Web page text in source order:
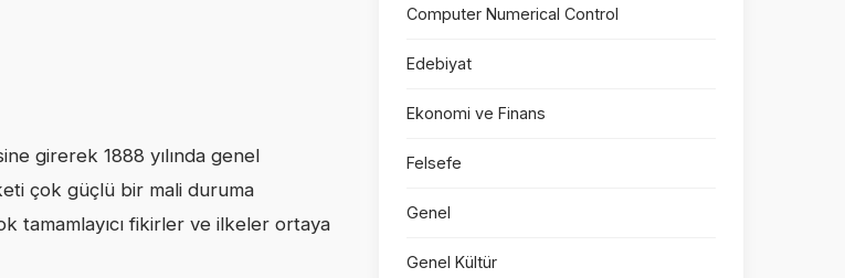
girerek 1888 yılında genel
çok güçlü bir mali duruma
tamamlayıcı fikirler ve ilkeler ortaya
Computer Numerical Control
Edebiyat
Ekonomi ve Finans
Felsefe
Genel
Genel Kültür